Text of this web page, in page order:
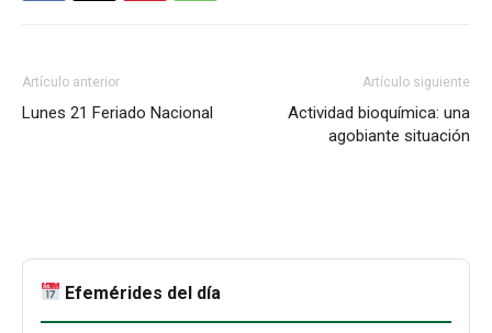
Artículo anterior
Lunes 21 Feriado Nacional
Artículo siguiente
Actividad bioquímica: una
agobiante situación
Efemérides del día